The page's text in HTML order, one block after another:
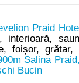
Praid
interioară,
foișor,
Salina
Bucin